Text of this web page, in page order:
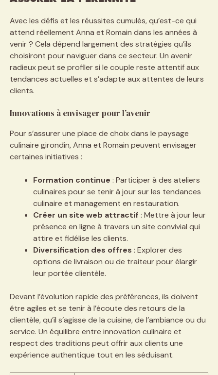
Avec les défis et les réussites cumulés, qu’est-ce qui
attend réellement Anna et Romain dans les années à
venir ? Cela dépend largement des stratégies qu’ils
choisiront pour naviguer dans ce secteur. Un avenir
radieux peut se profiler si le couple reste attentif aux
tendances actuelles et s’adapte aux attentes de leurs
clients.
Innovations à envisager pour l’avenir
Pour s’assurer une place de choix dans le paysage
culinaire girondin, Anna et Romain peuvent envisager
certaines initiatives :
Formation continue : Participer à des ateliers
culinaires pour se tenir à jour sur les tendances
culinaire et management en restauration.
Créer un site web attractif : Mettre à jour leur
présence en ligne à travers un site convivial qui
attire et fidélise les clients.
Diversification des offres : Explorer des
options de livraison ou de traiteur pour élargir
leur portée clientèle.
Devant l’évolution rapide des préférences, ils doivent
être agiles et se tenir à l’écoute des retours de la
clientèle, qu’il s’agisse de la cuisine, de l’ambiance ou du
service. Un équilibre entre innovation culinaire et
respect des traditions peut offrir aux clients une
expérience authentique tout en les séduisant.